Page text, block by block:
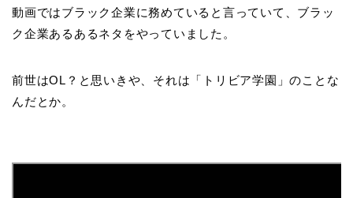
動画ではブラック企業に務めていると言っていて、ブラッ
ク企業あるあるネタをやっていました。
前世はOL？と思いきや、それは「トリビア学園」のことな
んだとか。